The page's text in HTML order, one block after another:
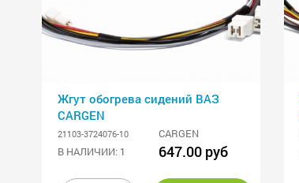
Жгут обогрева сидений ВАЗ
CARGEN
21103-3724076-10
CARGEN
В НАЛИЧИИ: 1
647.00 руб